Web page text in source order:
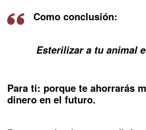
Como conclusión:
Esterilizar a tu animal
Para ti: porque te ahorrarás
dinero en el futuro.